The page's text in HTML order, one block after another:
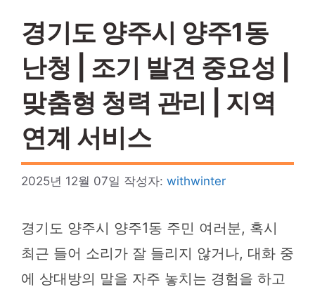
경기도 양주시 양주1동
난청 | 조기 발견 중요성 |
맞춤형 청력 관리 | 지역
연계 서비스
2025년 12월 07일 작성자: withwinter
경기도 양주시 양주1동 주민 여러분, 혹시
최근 들어 소리가 잘 들리지 않거나, 대화 중
에 상대방의 말을 자주 놓치는 경험을 하고